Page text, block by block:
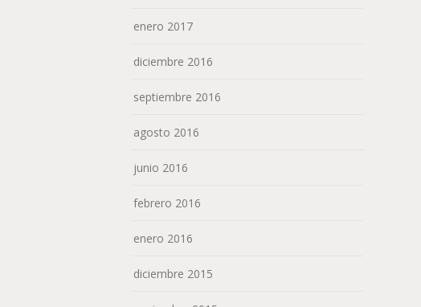
enero 2017
diciembre 2016
septiembre 2016
agosto 2016
junio 2016
febrero 2016
enero 2016
diciembre 2015